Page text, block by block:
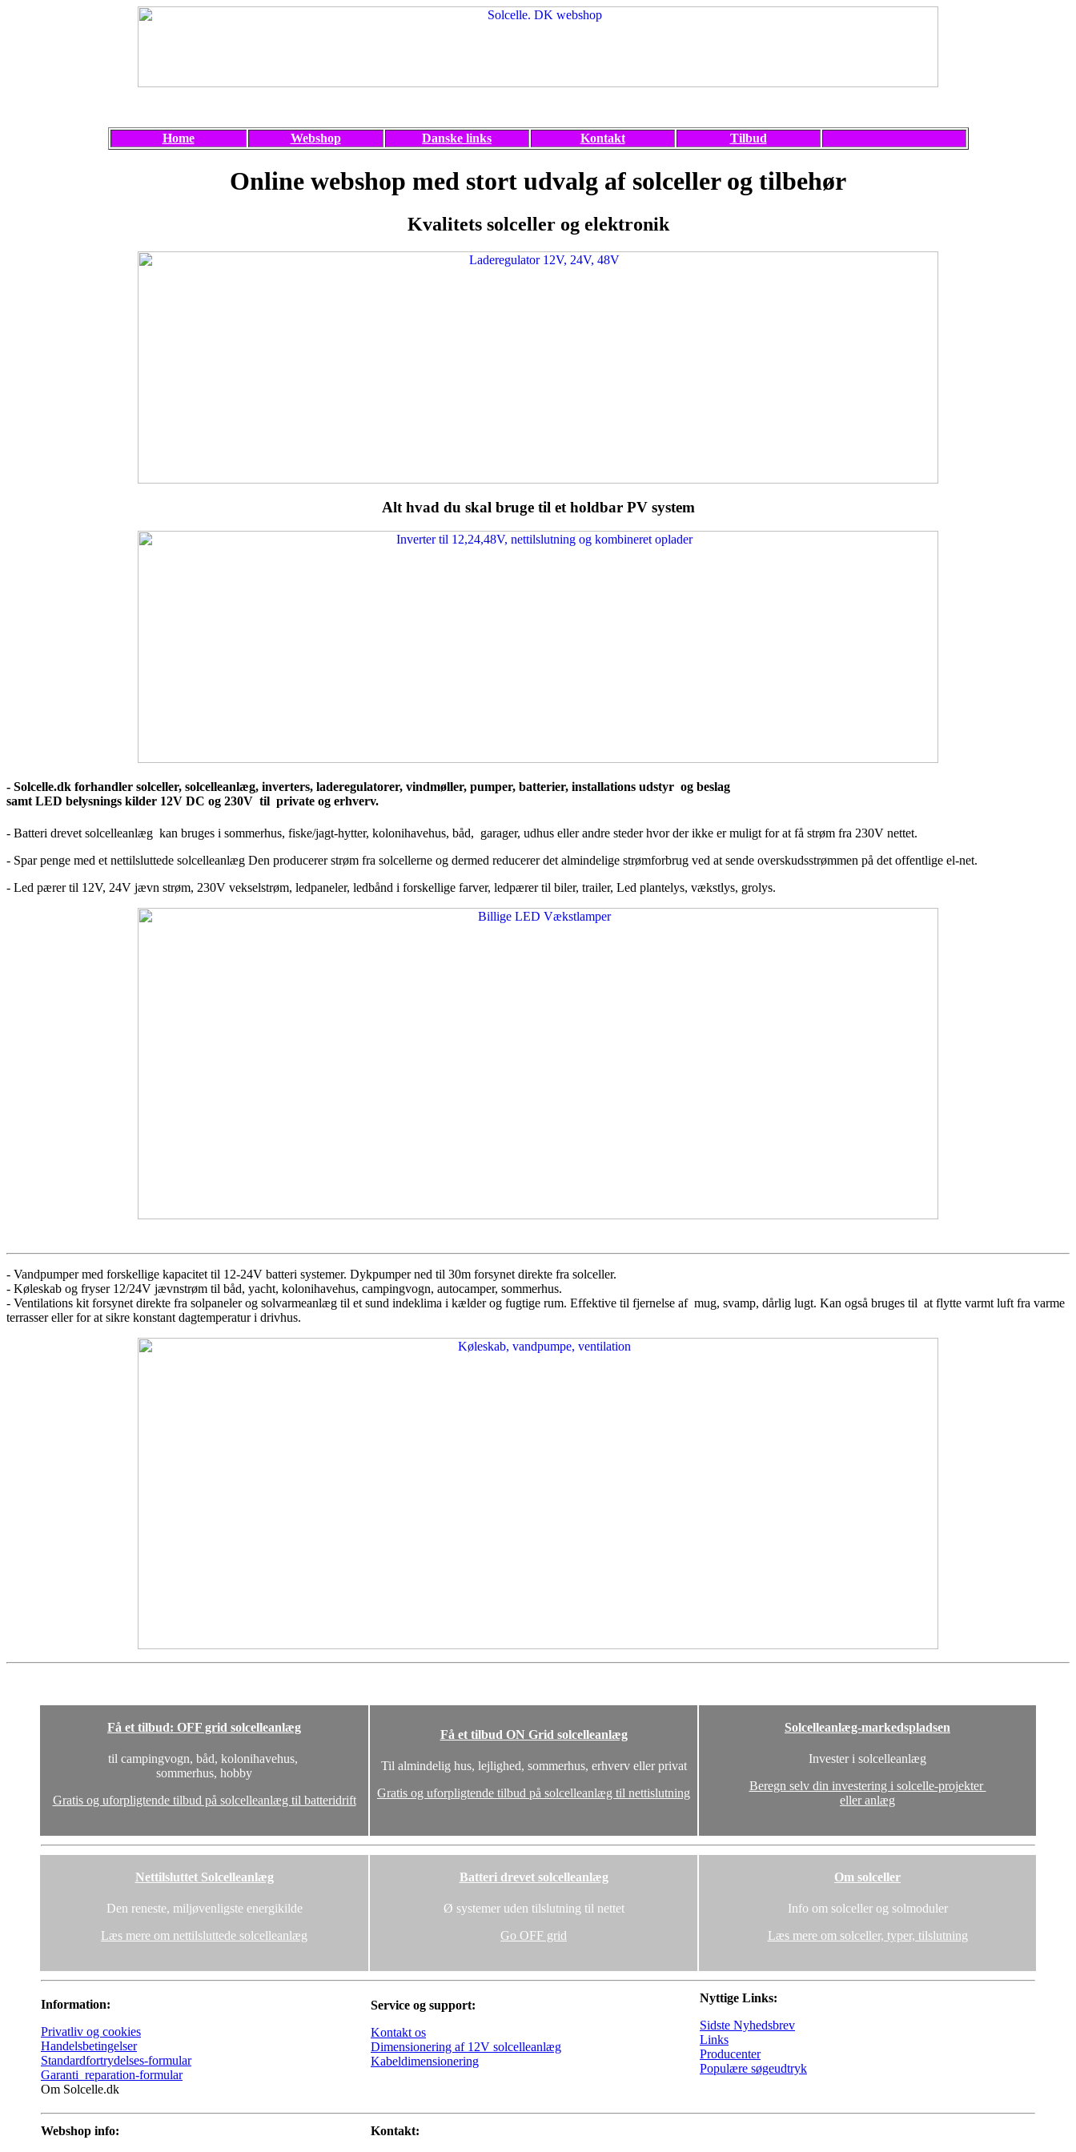
Home Webshop Danske links Kontakt Tilbud
Online webshop med stort udvalg af solceller og tilbehør
Kvalitets solceller og elektronik
Alt hvad du skal bruge til et holdbar PV system
- Solcelle.dk forhandler solceller, solcelleanlæg, inverters, laderegulatorer, vindmøller, pumper, batterier, installations udstyr og beslag
samt LED belysnings kilder 12V DC og 230V til private og erhverv.
- Batteri drevet solcelleanlæg kan bruges i sommerhus, fiske/jagt-hytter, kolonihavehus, båd, garager, udhus eller andre steder hvor der ikke er muligt for at få strøm fra 230V nettet.
- Spar penge med et nettilsluttede solcelleanlæg Den producerer strøm fra solcellerne og dermed reducerer det almindelige strømforbrug ved at sende overskudsstrømmen på det offentlige el-net.
- Led pærer til 12V, 24V jævn strøm, 230V vekselstrøm, ledpaneler, ledbånd i forskellige farver, ledpærer til biler, trailer, Led plantelys, vækstlys, grolys.
- Vandpumper med forskellige kapacitet til 12-24V batteri systemer. Dykpumper ned til 30m forsynet direkte fra solceller.
- Køleskab og fryser 12/24V jævnstrøm til båd, yacht, kolonihavehus, campingvogn, autocamper, sommerhus.
- Ventilations kit forsynet direkte fra solpaneler og solvarmeanlæg til et sund indeklima i kælder og fugtige rum. Effektive til fjernelse af mug, svamp, dårlig lugt. Kan også bruges til at flytte varmt luft fra varme
terrasser eller for at sikre konstant dagtemperatur i drivhus.
Få et tilbud: OFF grid solcelleanlæg
til campingvogn, båd, kolonihavehus,
sommerhus, hobby
Gratis og uforpligtende tilbud på solcelleanlæg til batteridrift
Få et tilbud ON Grid solcelleanlæg
Til almindelig hus, lejlighed, sommerhus, erhverv eller privat
Gratis og uforpligtende tilbud på solcelleanlæg til nettislutning
Solcelleanlæg-markedspladsen
Invester i solcelleanlæg
Beregn selv din investering i solcelle-projekter
eller anlæg
Nettilsluttet Solcelleanlæg
Den reneste, miljøvenligste energikilde
Læs mere om nettilsluttede solcelleanlæg
Batteri drevet solcelleanlæg
Ø systemer uden tilslutning til nettet
Go OFF grid
Om solceller
Info om solceller og solmoduler
Læs mere om solceller, typer, tilslutning
Information:
Privatliv og cookies
Handelsbetingelser
Standardfortrydelses-formular
Garanti_reparation-formular
Om Solcelle.dk
Service og support:
Kontakt os
Dimensionering af 12V solcelleanlæg
Kabeldimensionering
Nyttige Links:
Sidste Nyhedsbrev
Links
Producenter
Populære søgeudtryk
Webshop info:
Kontakt: